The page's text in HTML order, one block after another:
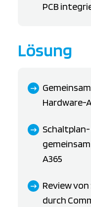
PCB
Lösung
A365
Review
durch